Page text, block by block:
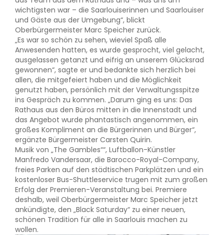
wichtigsten war – die Saarlouiserinnen und Saarlouiser
und Gäste aus der Umgebung“, blickt
Oberbürgermeister Marc Speicher zurück.
„Es war so schön zu sehen, wieviel Spaß alle
Anwesenden hatten, es wurde gesprocht, viel gelacht,
ausgelassen getanzt und eifrig an unserem Glücksrad
gewonnen“, sagte er und bedankte sich herzlich bei
allen, die mitgefeiert haben und die Möglichkeit
genutzt haben, persönlich mit der Verwaltungsspitze
ins Gespräch zu kommen. „Darum ging es uns: Das
Rathaus aus den Büros mitten in die Innenstadt und
das Angebot wurde phantastisch angenommen, ein
großes Kompliment an die Bürgerinnen und Bürger“,
ergänzte Bürgermeister Carsten Quirin.
Musik von „The Gambles““, Luftballon-Künstler
Manfredo Vandersaar, die Barocco-Royal-Company,
freies Parken auf den städtischen Parkplätzen und ein
kostenloser Bus-Shuttleservice trugen mit zum großen
Erfolg der Premieren-Veranstaltung bei. Premiere
deshalb, weil Oberbürgermeister Marc Speicher jetzt
ankündigte, den „Black Saturday“ zu einer neuen,
schönen Tradition für alle in Saarlouis machen zu
wollen.